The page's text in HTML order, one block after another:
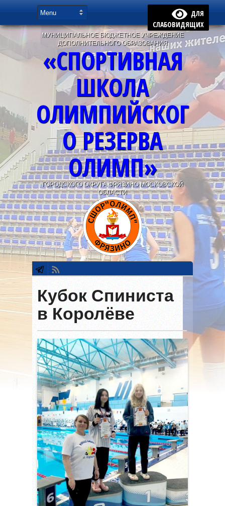
ДЛЯ
СЛАБОВИДЯЩИХ
МУНИЦИПАЛЬНОЕ БЮДЖЕТНОЕ УЧРЕЖДЕНИЕ
ДОПОЛНИТЕЛЬНОГО ОБРАЗОВАНИЯ
«СПОРТИВНАЯ
ШКОЛА
ОЛИМПИЙСКОГ
О РЕЗЕРВА
ОЛИМП»
ГОРОДСКОГО ОКРУГА ФРЯЗИНО МОСКОВСКОЙ
ОБЛАСТИ
Кубок Спиниста
в Королёве